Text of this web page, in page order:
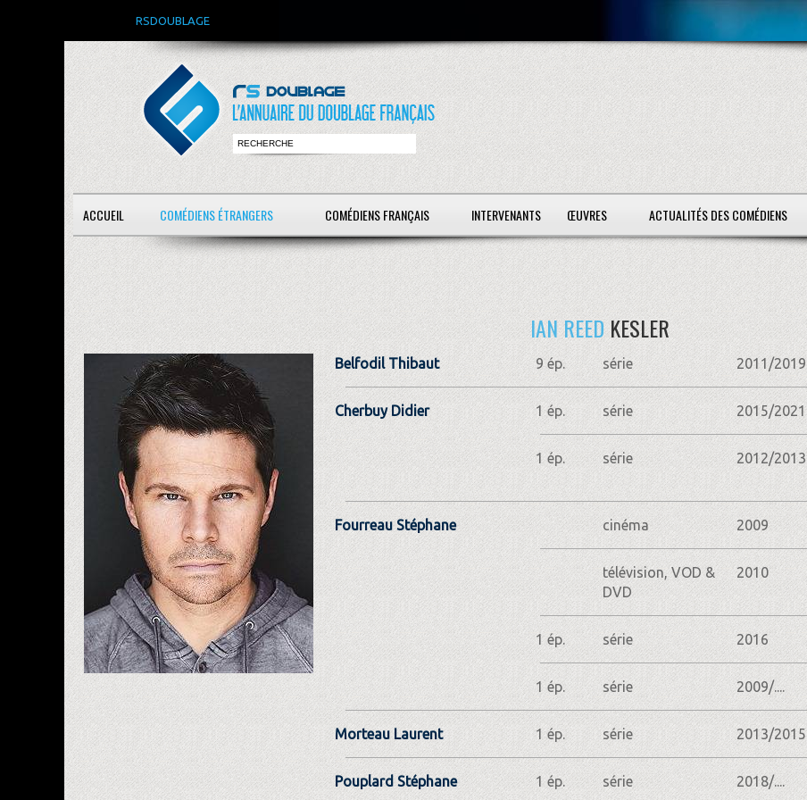
RSDOUBLAGE
ACCUEIL COMÉDIENS ÉTRANGERS COMÉDIENS FRANÇAIS INTERVENANTS ŒUVRES ACTUALITÉS DES COMÉDIENS
IAN REEDKESLER
Belfodil Thibaut 9 ép. série 2011/2019
Cherbuy Didier 1 ép. série 2015/2021
1 ép. série 2012/2013
Fourreau Stéphane cinéma 2009
télévision, VOD &
DVD
2010
1 ép. série 2016
1 ép. série 2009/....
Morteau Laurent 1 ép. série 2013/2015
Pouplard Stéphane 1 ép. série 2018/....